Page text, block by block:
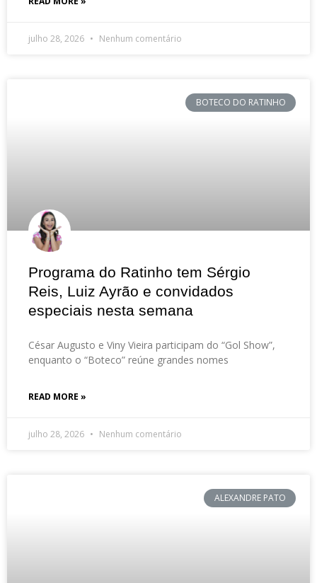
julho 28, 2026 Nenhum comentário
BOTECO DO RATINHO
Programa do Ratinho tem Sérgio
Reis, Luiz Ayrão e convidados
especiais nesta semana
César Augusto e Viny Vieira participam do “Gol Show”,
enquanto o “Boteco” reúne grandes nomes
READ MORE »
julho 28, 2026 Nenhum comentário
ALEXANDRE PATO